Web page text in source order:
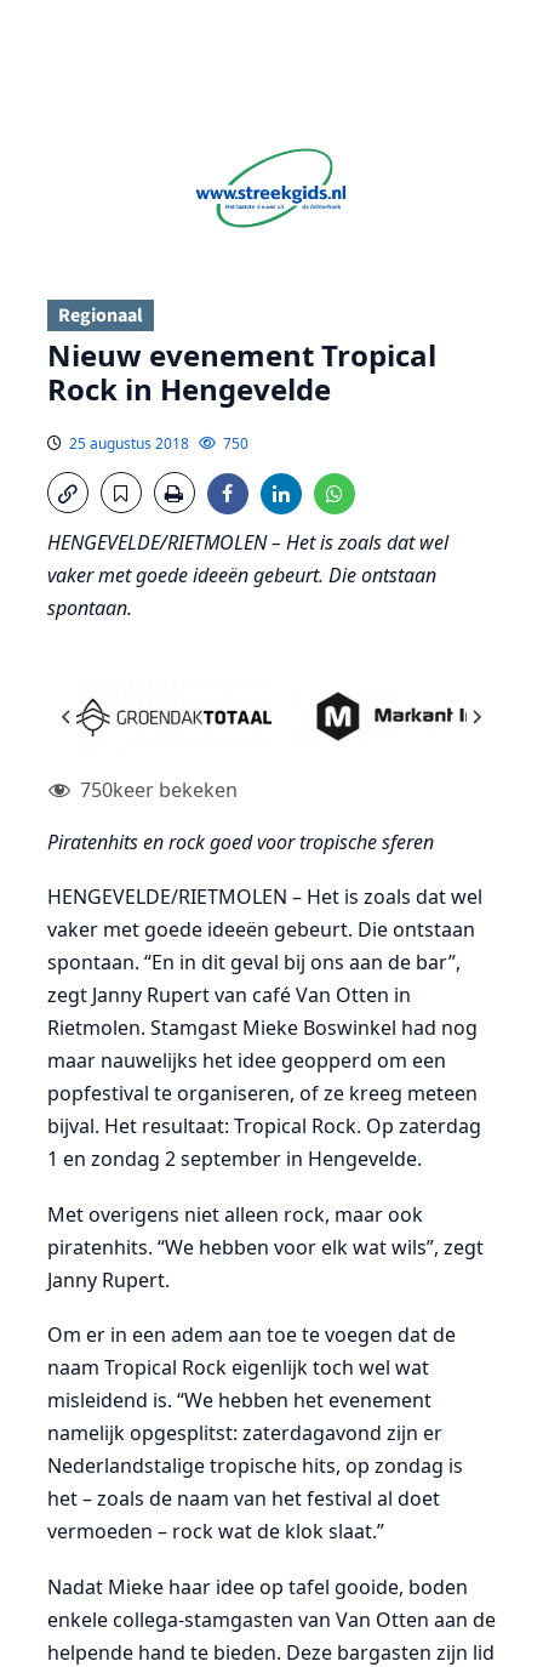
Regionaal
Nieuw evenement Tropical
Rock in Hengevelde
25 augustus 2018 750
HENGEVELDE/RIETMOLEN – Het is zoals dat wel
vaker met goede ideeën gebeurt. Die ontstaan
spontaan.
750keer bekeken
Piratenhits en rock goed voor tropische sferen
HENGEVELDE/RIETMOLEN – Het is zoals dat wel
vaker met goede ideeën gebeurt. Die ontstaan
spontaan. “En in dit geval bij ons aan de bar”,
zegt Janny Rupert van café Van Otten in
Rietmolen. Stamgast Mieke Boswinkel had nog
maar nauwelijks het idee geopperd om een
popfestival te organiseren, of ze kreeg meteen
bijval. Het resultaat: Tropical Rock. Op zaterdag
1 en zondag 2 september in Hengevelde.
Met overigens niet alleen rock, maar ook
piratenhits. “We hebben voor elk wat wils”, zegt
Janny Rupert.
Om er in een adem aan toe te voegen dat de
naam Tropical Rock eigenlijk toch wel wat
misleidend is. “We hebben het evenement
namelijk opgesplitst: zaterdagavond zijn er
Nederlandstalige tropische hits, op zondag is
het – zoals de naam van het festival al doet
vermoeden – rock wat de klok slaat.”
Nadat Mieke haar idee op tafel gooide, boden
enkele collega-stamgasten van Van Otten aan de
helpende hand te bieden. Deze bargasten zijn lid